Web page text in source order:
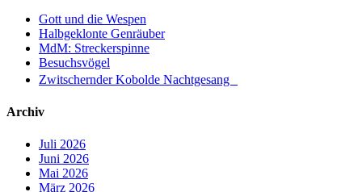
Gott und die Wespen
Halbgeklonte Genräuber
MdM: Streckerspinne
Besuchsvögel
Zwitschernder Kobolde Nachtgesang
Archiv
Juli 2026
Juni 2026
Mai 2026
März 2026